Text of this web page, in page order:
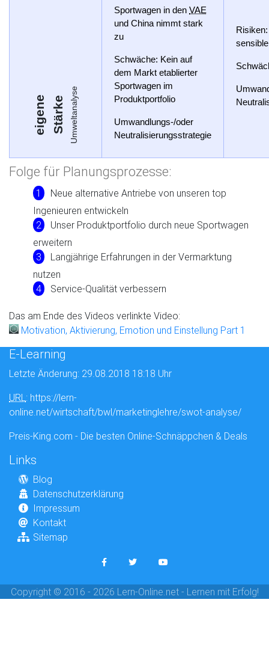
e
i
g
e
n
e
S
t
ä
r
ke Umweltanalyse
Sportwagen in den VAE
und China nimmt stark
zu
Schwäche: Kein auf
dem Markt etablierter
Sportwagen im
Produktportfolio
Umwandlungs-/oder
Neutralisierungsstrategie
Risiken
Folge für Planungsprozesse:
Neue alternative Antriebe von unseren top
Ingenieuren entwickeln
Unser Produktportfolio durch neue Sportwagen
erweitern
Langjährige Erfahrungen in der Vermarktung
nutzen
Service-Qualität verbessern
Das am Ende des Videos verlinkte Video:
Motivation, Aktivierung, Emotion und Einstellung Part 1
E-Learning
Letzte Änderung: 29.08.2018 18:18 Uhr
URL: https://lern-
online.net/wirtschaft/bwl/marketinglehre/swot-analyse/
Preis-King.com - Die besten Online-Schnäppchen & Deals
Links
Blog
Datenschutzerklärung
Impressum
Kontakt
Sitemap
Copyright © 2016 - 2026 Lern-Online.net - Lernen mit Erfolg!